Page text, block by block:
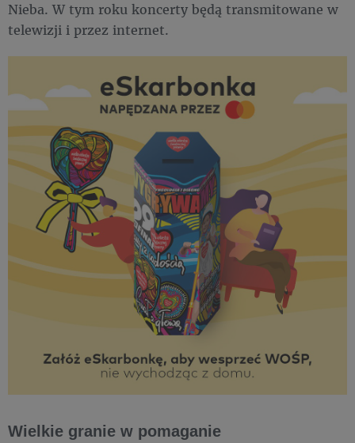
Nieba. W tym roku koncerty będą transmitowane w
telewizji i przez internet.
Wielkie granie w pomaganie